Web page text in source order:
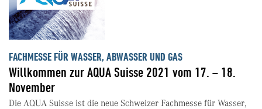
FACHMESSE FÜR WASSER, ABWASSER UND GAS
Willkommen zur AQUA Suisse 2021 vom 17. – 18.
November
Die AQUA Suisse ist die neue Schweizer Fachmesse für Wasser,